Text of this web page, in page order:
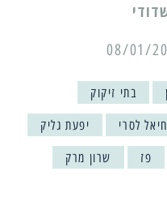
בתי זיקוק
לסרי יפעת גליק
פז שרון מרק